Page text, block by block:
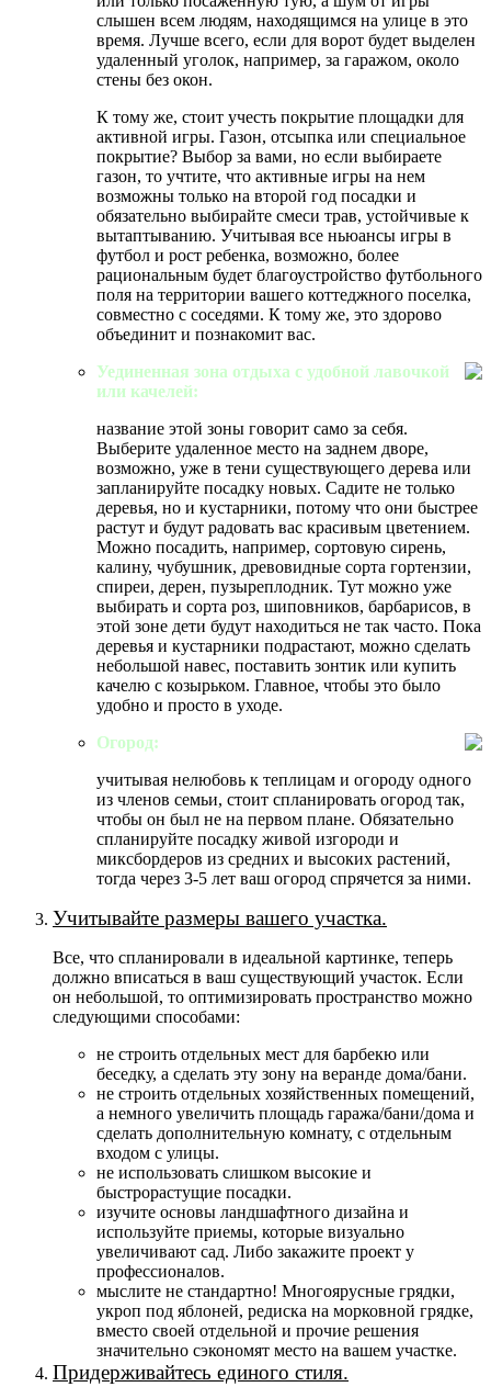
слышен всем людям, находящимся на улице в это
время. Лучше всего, если для ворот будет выделен
удаленный уголок, например, за гаражом, около
стены без окон.
К тому же, стоит учесть покрытие площадки для
активной игры. Газон, отсыпка или специальное
покрытие? Выбор за вами, но если выбираете
газон, то учтите, что активные игры на нем
возможны только на второй год посадки и
обязательно выбирайте смеси трав, устойчивые к
вытаптыванию. Учитывая все ньюансы игры в
футбол и рост ребенка, возможно, более
рациональным будет благоустройство футбольного
поля на территории вашего коттеджного поселка,
совместно с соседями. К тому же, это здорово
объединит и познакомит вас.
Уединенная зона отдыха с удобной лавочкой
или качелей:
название этой зоны говорит само за себя.
Выберите удаленное место на заднем дворе,
возможно, уже в тени существующего дерева или
запланируйте посадку новых. Садите не только
деревья, но и кустарники, потому что они быстрее
растут и будут радовать вас красивым цветением.
Можно посадить, например, сортовую сирень,
калину, чубушник, древовидные сорта гортензии,
спиреи, дерен, пузыреплодник. Тут можно уже
выбирать и сорта роз, шиповников, барбарисов, в
этой зоне дети будут находиться не так часто. Пока
деревья и кустарники подрастают, можно сделать
небольшой навес, поставить зонтик или купить
качелю с козырьком. Главное, чтобы это было
удобно и просто в уходе.
Огород:
учитывая нелюбовь к теплицам и огороду одного
из членов семьи, стоит спланировать огород так,
чтобы он был не на первом плане. Обязательно
спланируйте посадку живой изгороди и
миксбордеров из средних и высоких растений,
тогда через 3-5 лет ваш огород спрячется за ними.
Учитывайте размеры вашего участка.
Все, что спланировали в идеальной картинке, теперь
должно вписаться в ваш существующий участок. Если
он небольшой, то оптимизировать пространство можно
следующими способами:
не строить отдельных мест для барбекю или
беседку, а сделать эту зону на веранде дома/бани.
не строить отдельных хозяйственных помещений,
а немного увеличить площадь гаража/бани/дома и
сделать дополнительную комнату, с отдельным
входом с улицы.
не использовать слишком высокие и
быстрорастущие посадки.
изучите основы ландшафтного дизайна и
используйте приемы, которые визуально
увеличивают сад. Либо закажите проект у
профессионалов.
мыслите не стандартно! Многоярусные грядки,
укроп под яблоней, редиска на морковной грядке,
вместо своей отдельной и прочие решения
значительно сэкономят место на вашем участке.
Придерживайтесь единого стиля.